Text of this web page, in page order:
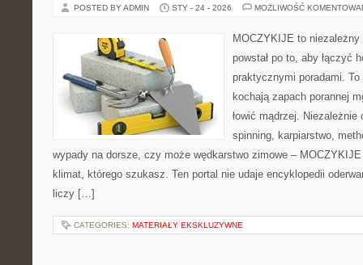
POSTED BY ADMIN STY - 24 - 2026 MOŻLIWOŚĆ
MOCZYKIJE to
powstał po to, aby łączyć
praktycznymi poradami.
kochają zapach porannej
łowić mądrzej.
spinning, karpiarstwo,
wypady na dorsze, czy może wędkarstwo zimowe – MOCZYKIJE
klimat, którego szukasz. Ten portal nie udaje encyklopedii
liczy […]
CATEGORIES: MATERIAŁY EKSKLUZYWNE